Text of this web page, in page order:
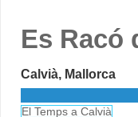
Es Racó
Calvià, Mallorca
El Temps a Calvià